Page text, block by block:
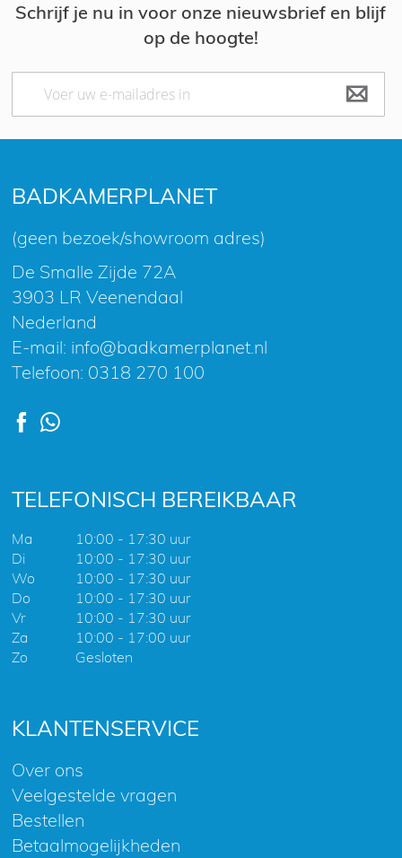
BADKAMERPLANET
(geen bezoek/showroom adres)
De Smalle Zijde 72A
3903 LR Veenendaal
Nederland
E-mail: info@badkamerplanet.nl
Telefoon: 0318 270 100
TELEFONISCH BEREIKBAAR
Ma
10:00 - 17:30 uur
Di
10:00 - 17:30 uur
Wo
10:00 - 17:30 uur
Do
10:00 - 17:30 uur
Vr
10:00 - 17:30 uur
Za
10:00 - 17:00 uur
Zo
Gesloten
KLANTENSERVICE
Over ons
Veelgestelde vragen
Bestellen
Betaalmogelijkheden
Schrijf je nu in voor onze nieuwsbrief en blijf
op de hoogte!
Abonneer
op
nieuwsbrief